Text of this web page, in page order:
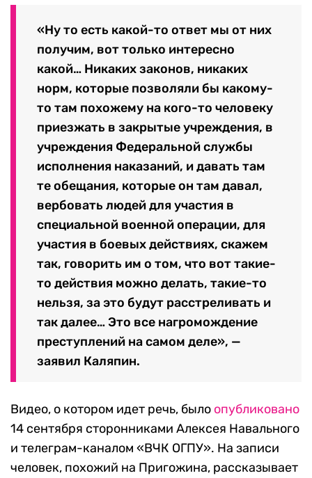
«Ну то есть какой-то ответ мы от них
получим, вот только интересно
какой… Никаких законов, никаких
норм, которые позволяли бы какому-
то там похожему на кого-то человеку
приезжать в закрытые учреждения, в
учреждения Федеральной службы
исполнения наказаний, и давать там
те обещания, которые он там давал,
вербовать людей для участия в
специальной военной операции, для
участия в боевых действиях, скажем
так, говорить им о том, что вот такие-
то действия можно делать, такие-то
нельзя, за это будут расстреливать и
так далее… Это все нагромождение
преступлений на самом деле», —
заявил Каляпин.
Видео, о котором идет речь, было опубликовано
14 сентября сторонниками Алексея Навального
и телеграм-каналом «ВЧК ОГПУ». На записи
человек, похожий на Пригожина, рассказывает